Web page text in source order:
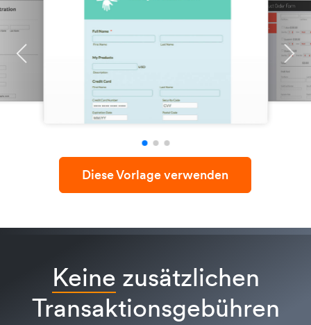
Diese Vorlage verwenden
Keine zusätzlichen
Transaktionsgebühren